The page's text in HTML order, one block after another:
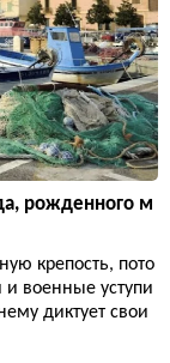
рожденного м
крепость, пото
и военные уступи
диктует свои